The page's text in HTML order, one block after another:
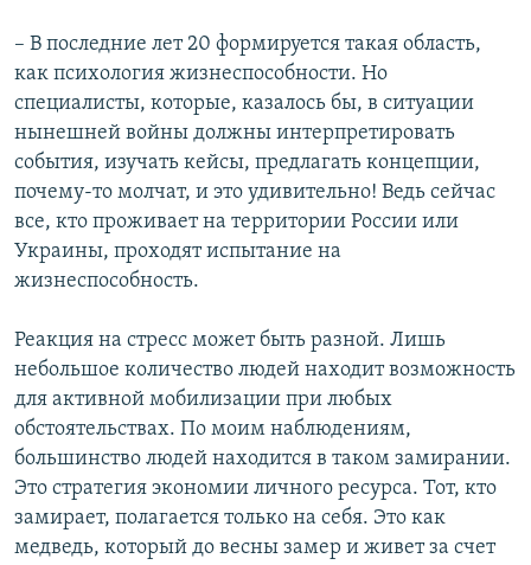
– В последние лет 20 формируется такая область,
как психология жизнеспособности. Но
специалисты, которые, казалось бы, в ситуации
нынешней войны должны интерпретировать
события, изучать кейсы, предлагать концепции,
почему-то молчат, и это удивительно! Ведь сейчас
все, кто проживает на территории России или
Украины, проходят испытание на
жизнеспособность.
Реакция на стресс может быть разной. Лишь
небольшое количество людей находит возможность
для активной мобилизации при любых
обстоятельствах. По моим наблюдениям,
большинство людей находится в таком замирании.
Это стратегия экономии личного ресурса. Тот, кто
замирает, полагается только на себя. Это как
медведь, который до весны замер и живет за счет